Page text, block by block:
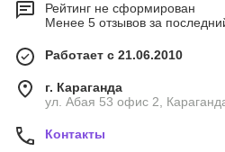
Рейтинг не сформирован
Менее 5 отзывов за
Работает с 21.06.2010
г. Караганда
ул. Абая 53 офис 2,
Контакты